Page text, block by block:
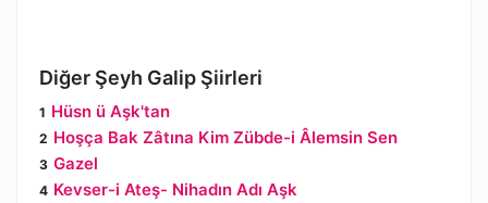
Diğer Şeyh Galip Şiirleri
Hüsn ü Aşk'tan
Hoşça Bak Zâtına Kim Zübde-i Âlemsin Sen
Gazel
Kevser-i Ateş- Nihadın Adı Aşk